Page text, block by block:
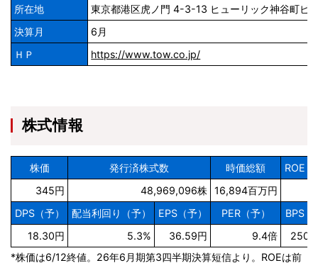
所在地
東京都港区虎ノ門 4-3-13 ヒューリック神谷町ビ
決算月
6月
ＨＰ
https://www.tow.co.jp/
株式情報
株価 発行済株式数 時価総額
ROE（
345円
48,969,096株 16,894百万円
DPS（予）
配当利回り（予） EPS（予） PER（予）
BPS（
18.30円
5.3% 36.59円 9.4倍
*株価は6/12終値。26年6月期第3四半期決算短信より。ROEは前